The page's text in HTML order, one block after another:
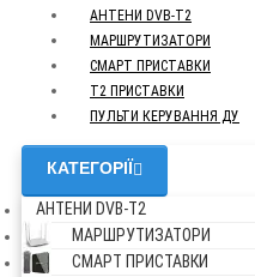
АНТЕНИ DVB-Т2
МАРШРУТИЗАТОРИ
СМАРТ ПРИСТАВКИ
Т2 ПРИСТАВКИ
ПУЛЬТИ КЕРУВАННЯ ДУ
КАТЕГОРІЇ
АНТЕНИ DVB-Т2
МАРШРУТИЗАТОРИ
СМАРТ ПРИСТАВКИ